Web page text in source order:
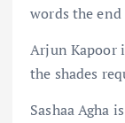
words the
Arjun Kapoor
the shades
Sashaa Agha